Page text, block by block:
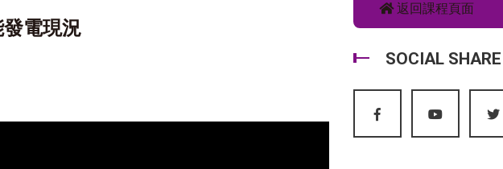
電現況
返回課程頁面
SOCIAL SHARE